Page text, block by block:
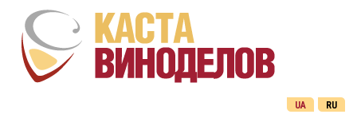
RU
UA